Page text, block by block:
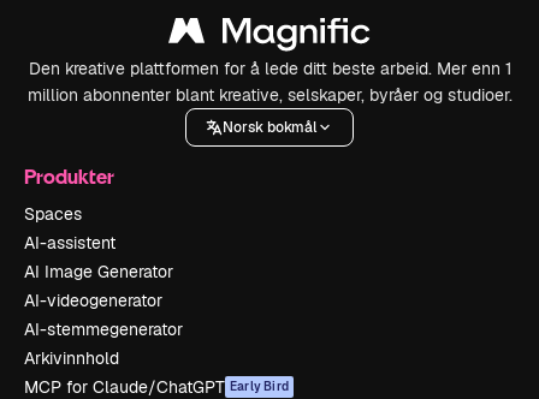
Den kreative plattformen for å lede ditt beste arbeid. Mer enn 1
million abonnenter blant kreative, selskaper, byråer og studioer.
Norsk bokmål
Produkter
Spaces
AI-assistent
AI Image Generator
AI-videogenerator
AI-stemmegenerator
Arkivinnhold
MCP for Claude/ChatGPT Early Bird